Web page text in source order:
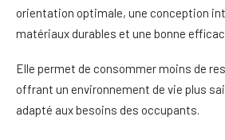
orientation optimale, une conception
matériaux durables et une bonne
Elle permet de consommer moins de
offrant un environnement de vie plus
adapté aux besoins des occupants.